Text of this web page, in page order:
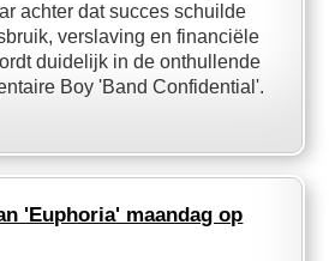
achter dat succes schuilde
verslaving en financiële
duidelijk in de onthullende
Boy 'Band Confidential'.
'Euphoria' maandag op